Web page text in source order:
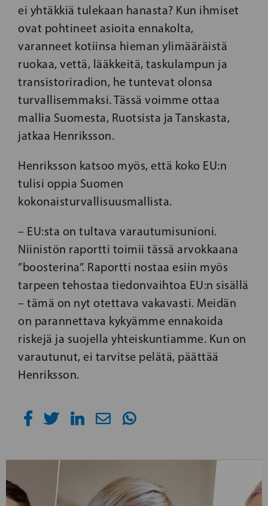
ei yhtäkkiä tulekaan hanasta? Kun ihmiset
ovat pohtineet asioita ennakolta,
varanneet kotiinsa hieman ylimääräistä
ruokaa, vettä, lääkkeitä, taskulampun ja
transistoriradion, he tuntevat olonsa
turvallisemmaksi. Tässä voimme ottaa
mallia Suomesta, Ruotsista ja Tanskasta,
jatkaa Henriksson.
Henriksson katsoo myös, että koko EU:n
tulisi oppia Suomen
kokonaisturvallisuusmallista.
– EU:sta on tultava varautumisunioni.
Niinistön raportti toimii tässä arvokkaana
”boosterina”. Raportti nostaa esiin myös
tarpeen tehostaa tiedonvaihtoa EU:n sisällä
– tämä on nyt otettava vakavasti. Meidän
on parannettava kykyämme ennakoida
riskejä ja suojella yhteiskuntiamme. Kun on
varautunut, ei tarvitse pelätä, päättää
Henriksson.